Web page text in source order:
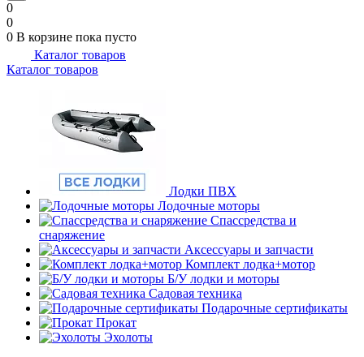
0
0
0 В корзине пока пусто
Каталог товаров
Каталог товаров
Лодки ПВХ
Лодочные моторы
Спассредства и
снаряжение
Аксессуары и запчасти
Комплект лодка+мотор
Б/У лодки и моторы
Садовая техника
Подарочные сертификаты
Прокат
Эхолоты